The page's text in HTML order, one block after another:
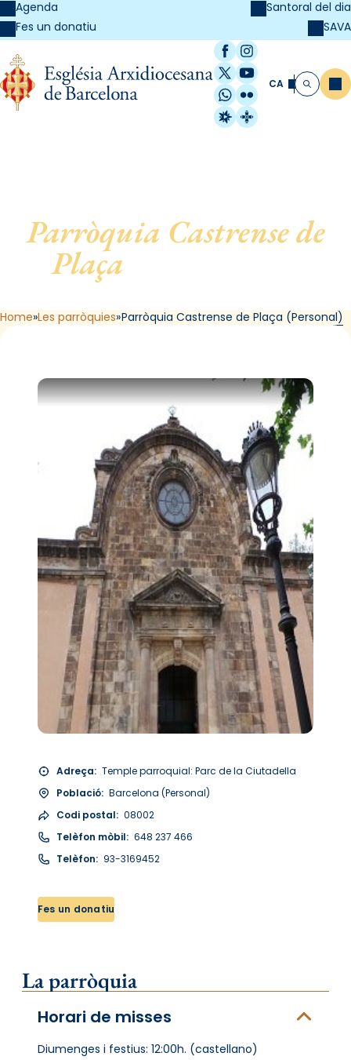
Agenda
Fes un donatiu
Santoral del dia
SAVA
Facebook
Instagram
X / Twitter
YouTube
WhatsApp
Flickr
Radio Estel
Catalunya
CA Cerca
Parròquia Castrense de
Plaça
Home Les parròquies Parròquia Castrense de Plaça (Personal)
Adreça: Temple parroquial: Parc de la Ciutadella
Població: Barcelona (Personal)
Codi postal: 08002
Telèfon mòbil: 648 237 466
Telèfon: 93-3169452
Fes un donatiu
La parròquia
Horari de misses
Diumenges i festius: 12:00h. (castellano)